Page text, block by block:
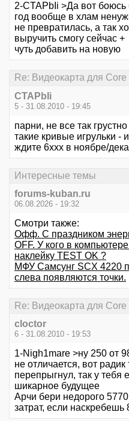
2-CTAPbIi >Да вот
год вообще в хлам
не превратилась, а так
выручить смогу сейчас +
чуть добавить на новую
Re: Видеокарта для
CTAPbIi
5 - 31.08.2010 - 19:45
парни, не все так
такие кривые игрульки -
ждите 6ххх в ноябре/
Интересные темы
forums-kuban.ru
06.08.2026 - 19:32
Смотри также:
Офф. С праздником
OFF. У кого в
наклейку TEST OK ?
МФУ Самсунг SCX 4220
слева появляются точки.
Re: Видеокарта для
cloctor
6 - 31.08.2010 - 19:53
1-Nigh1mare >ну 250 от
не отличается, вот
перепрыгнул, так у тебя
шикарное будущее
Арчи бери недорого
затрат, если